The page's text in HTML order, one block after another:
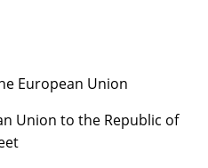
European Union
Union to the Republic of